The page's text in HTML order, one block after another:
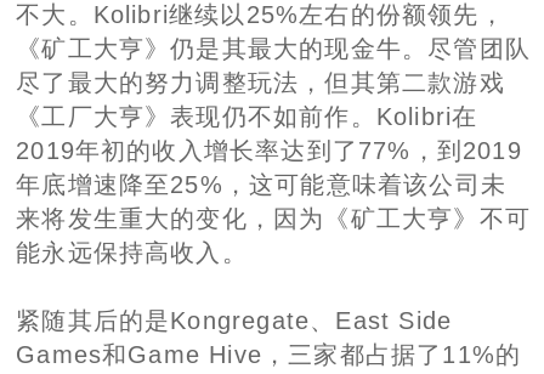
不大。Kolibri继续以25%左右的份额领先，
《矿工大亨》仍是其最大的现金牛。尽管团队
尽了最大的努力调整玩法，但其第二款游戏
《工厂大亨》表现仍不如前作。Kolibri在
2019年初的收入增长率达到了77%，到2019
年底增速降至25%，这可能意味着该公司未
来将发生重大的变化，因为《矿工大亨》不可
能永远保持高收入。
紧随其后的是Kongregate、East Side
Games和Game Hive，三家都占据了11%的